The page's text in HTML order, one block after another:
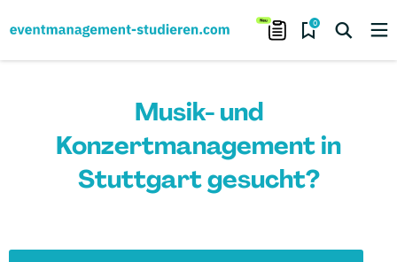
0
Musik- und
Konzertmanagement in
Stuttgart gesucht?